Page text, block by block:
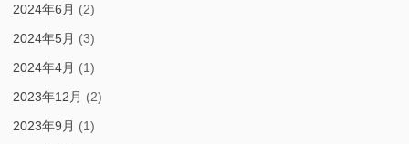
2024年6月 (2)
2024年5月 (3)
2024年4月 (1)
2023年12月 (2)
2023年9月 (1)